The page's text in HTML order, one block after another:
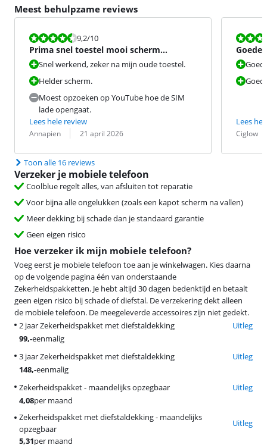
Meest behulpzame reviews
Beoordeling is 9,2 van de 10.
9,2/10
Prima snel toestel mooi scherm
kwaliteit, maar wat zwaar.
Snel werkend, zeker na mijn oude toestel.
Helder scherm.
Moest opzoeken op YouTube hoe de SIM
lade opengaat.
Lees hele review
Beoordeling door:
Annapien
Datum: 21 april 2026
Goede
Lees
Ciglow
Datum:
Toon alle 16 reviews
Verzeker je mobiele telefoon
Coolblue regelt alles, van afsluiten tot reparatie
Voor bijna alle ongelukken (zoals een kapot scherm na vallen)
Meer dekking bij schade dan je standaard garantie
Geen eigen risico
Hoe verzeker ik mijn mobiele telefoon?
Voeg eerst je mobiele telefoon toe aan je winkelwagen. Kies daarna
op de volgende pagina één van onderstaande
Zekerheidspakketten. Je hebt altijd 30 dagen bedenktijd en betaalt
geen eigen risico bij schade of diefstal. De verzekering dekt alleen
de mobiele telefoon. De meegeleverde accessoires zijn niet gedekt.
2 jaar Zekerheidspakket met diefstaldekking
Uitleg
99,-eenmalig
3 jaar Zekerheidspakket met diefstaldekking
Uitleg
148,-eenmalig
Zekerheidspakket - maandelijks opzegbaar
Uitleg
4,08per maand
Zekerheidspakket met diefstaldekking - maandelijks
opzegbaar
Uitleg
5,31per maand